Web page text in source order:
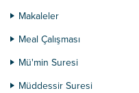
Makaleler
Meal Çalışması
Mü'min Suresi
Müddessir Suresi